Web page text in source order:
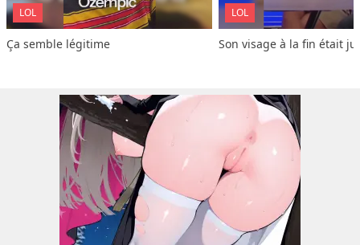
LOL
Ça semble légitime
LOL
Son visage à la fin était